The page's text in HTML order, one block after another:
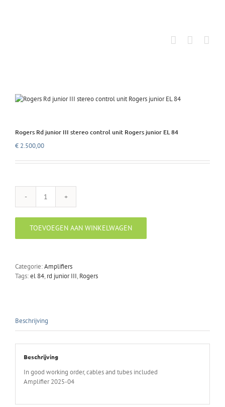
Rogers Rd junior III stereo control unit Rogers junior EL 84
€ 2.500,00
Rogers
junior
III
stereo
Rogers
junior
TOEVOEGEN AAN WINKELWAGEN
Categorie:Amplifiers
Tags:el 84, rd junior III, Rogers
Beschrijving
Beschrijving
In good working order, cables and tubes included
Amplifier 2025-04